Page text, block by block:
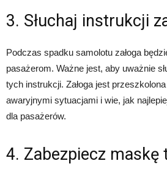
3. Słuchaj instrukcji
Podczas spadku samolotu załoga
pasażerom. Ważne jest, aby uważnie
tych instrukcji. Załoga jest
awaryjnymi sytuacjami i wie, jak
dla pasażerów.
4. Zabezpiecz maskę